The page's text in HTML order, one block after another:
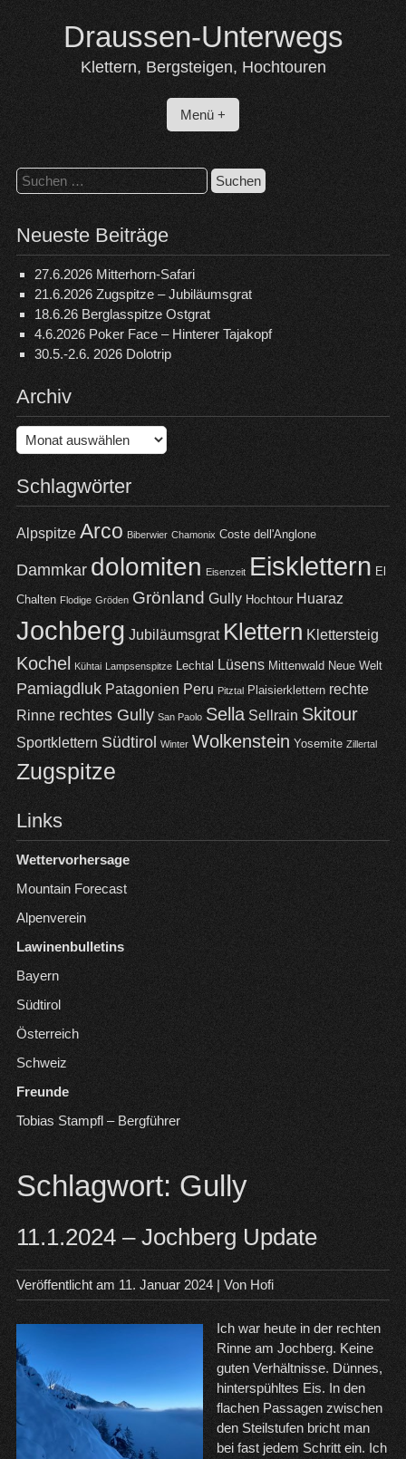
content
Draussen-Unterwegs
Klettern, Bergsteigen, Hochtouren
Menü +
Suchen
nach:
Neueste Beiträge
27.6.2026 Mitterhorn-Safari
21.6.2026 Zugspitze – Jubiläumsgrat
18.6.26 Berglasspitze Ostgrat
4.6.2026 Poker Face – Hinterer Tajakopf
30.5.-2.6. 2026 Dolotrip
Archiv
Archiv
Schlagwörter
Alpspitze Arco Biberwier Chamonix Coste dell'Anglone
Dammkar dolomiten Eisenzeit Eisklettern El
Chalten Flodige Gröden Grönland Gully Hochtour Huaraz
Jochberg Jubiläumsgrat Klettern Klettersteig
Kochel Kühtai Lampsenspitze Lechtal Lüsens Mittenwald Neue Welt
Pamiagdluk Patagonien Peru Pitztal Plaisierklettern rechte
Rinne rechtes Gully San Paolo Sella Sellrain Skitour
Sportklettern Südtirol Winter Wolkenstein Yosemite Zillertal
Zugspitze
Links
Wettervorhersage
Mountain Forecast
Alpenverein
Lawinenbulletins
Bayern
Südtirol
Österreich
Schweiz
Freunde
Tobias Stampfl – Bergführer
Schlagwort: Gully
11.1.2024 – Jochberg Update
Veröffentlicht am 11. Januar 2024| Von Hofi
Ich war heute in der rechten
Rinne am Jochberg. Keine
guten Verhältnisse. Dünnes,
hinterspühltes Eis. In den
flachen Passagen zwischen
den Steilstufen bricht man
bei fast jedem Schritt ein. Ich